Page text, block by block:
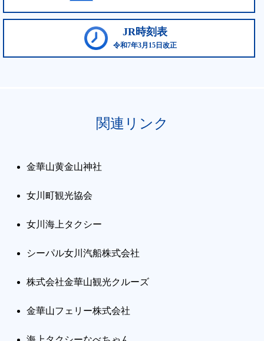
JR時刻表
令和7年3月15日改正
関連リンク
金華山黄金山神社
女川町観光協会
女川海上タクシー
シーパル女川汽船株式会社
株式会社金華山観光クルーズ
金華山フェリー株式会社